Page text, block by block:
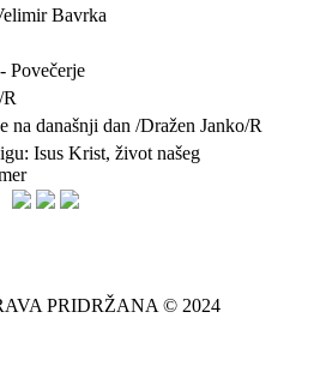
Bavrka
Povečerje
na današnji dan /Dražen Janko/R
Isus Krist, život našeg
PRIDRŽANA © 2024